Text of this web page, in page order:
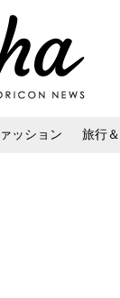
ッション 旅行